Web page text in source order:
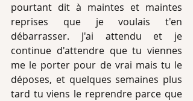
pourtant dit à maintes et maintes
reprises que je voulais t'en
débarrasser. J'ai attendu et je
continue d'attendre que tu viennes
me le porter pour de vrai mais tu le
déposes, et quelques semaines plus
tard tu viens le reprendre parce que